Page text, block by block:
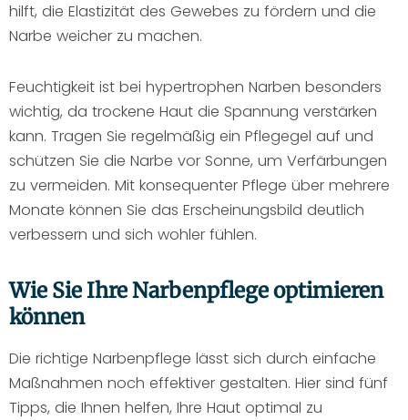
hilft, die Elastizität des Gewebes zu fördern und die
Narbe weicher zu machen.
Feuchtigkeit ist bei hypertrophen Narben besonders
wichtig, da trockene Haut die Spannung verstärken
kann. Tragen Sie regelmäßig ein Pflegegel auf und
schützen Sie die Narbe vor Sonne, um Verfärbungen
zu vermeiden. Mit konsequenter Pflege über mehrere
Monate können Sie das Erscheinungsbild deutlich
verbessern und sich wohler fühlen.
Wie Sie Ihre Narbenpflege optimieren
können
Die richtige Narbenpflege lässt sich durch einfache
Maßnahmen noch effektiver gestalten. Hier sind fünf
Tipps, die Ihnen helfen, Ihre Haut optimal zu